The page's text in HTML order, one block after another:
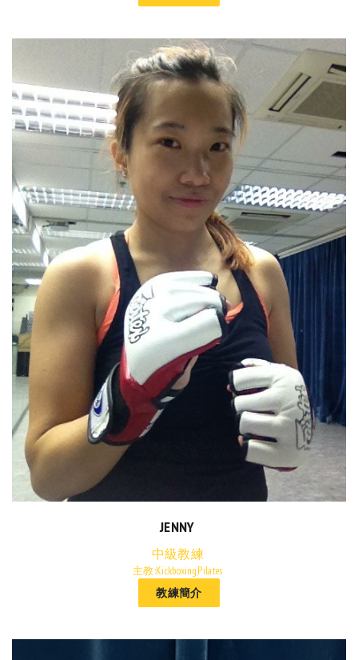
JENNY
中級教練
主教:Kickboxing,Pilates
教練簡介